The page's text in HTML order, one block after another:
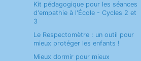
Kit pédagogique pour les séances
d'empathie à l'École - Cycles 2 et
3
Le Respectomètre : un outil pour
mieux protéger les enfants !
Mieux dormir pour mieux